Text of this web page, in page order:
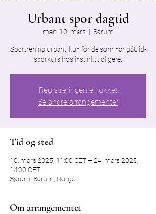
Urbant spor dagtid
man. 10. mars
  |
Sørum
Sportrening urbant; kun for de som har gått id-
sporkurs hos instinkt tidligere.
Registreringen er lukket
Se andre arrangementer
Tid og sted
10. mars 2025, 11:00 CET – 24. mars 2025,
14:00 CET
Sørum, Sørum, Norge
Om arrangementet